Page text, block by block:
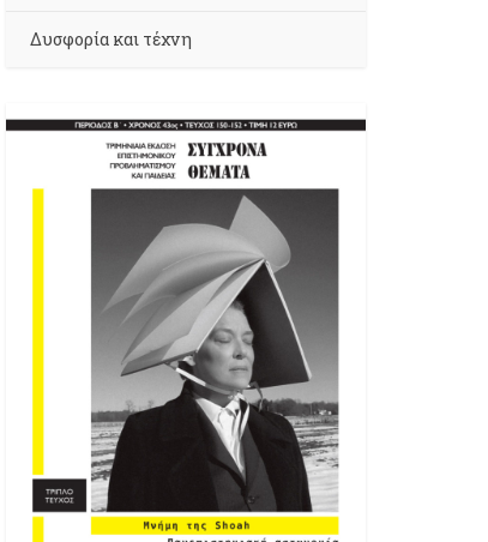
Δυσφορία και τέχνη